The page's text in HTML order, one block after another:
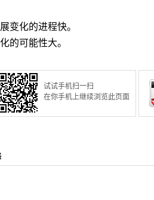
变化的进程快。
的可能性大。
试试手机扫一扫
在你手机上继续浏览此页面